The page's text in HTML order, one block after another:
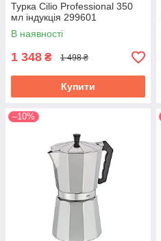
Турка Cilio Professional 350
мл індукція 299601
В наявності
1 348 ₴ 1 498 ₴
Купити
–10%